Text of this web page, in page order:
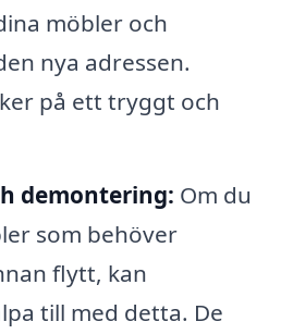
möbler och
nya adressen.
på ett tryggt och
demontering: Om du
som behöver
flytt, kan
till med detta. De